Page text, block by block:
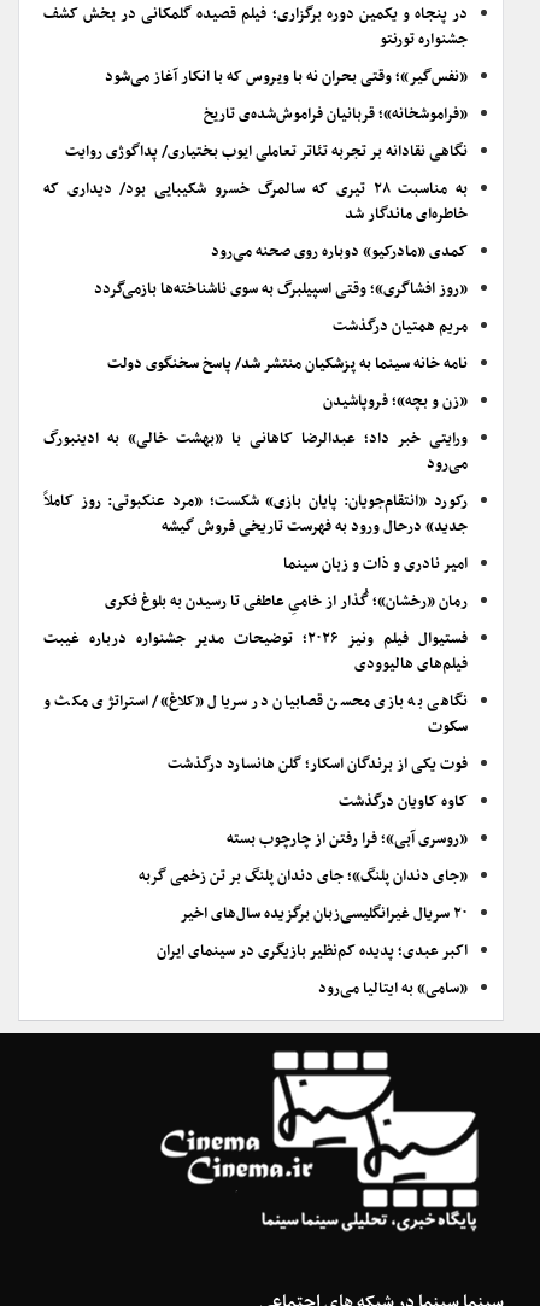
در پنجاه و یکمین دوره برگزاری؛ فیلم قصیده گلمکانی در بخش کشف
جشنواره تورنتو
«نفس‌گیر»؛ وقتی بحران نه با ویروس که با انکار آغاز می‌شود
«فراموشخانه»؛ قربانیان فراموش‌شده‌ی تاریخ
نگاهی نقادانه بر تجربه تئاتر تعاملی ایوب بختیاری/ پداگوژی روایت
به مناسبت ۲۸ تیری که سالمرگ خسرو شکیبایی بود/ دیداری که
خاطره‌ای ماندگار شد
کمدی «مادرکیو» دوباره روی صحنه می‌رود
«روز افشاگری»؛ وقتی اسپیلبرگ به سوی ناشناخته‌ها بازمی‌گردد
مریم همتیان درگذشت
نامه خانه سینما به پزشکیان منتشر شد/ پاسخ سخنگوی دولت
«زن و بچه»؛ فروپاشیدن
ورایتی خبر داد؛ عبدالرضا کاهانی با «بهشت خالی» به ادینبورگ
می‌رود
رکورد «انتقام‌جویان: پایان بازی» شکست؛ «مرد عنکبوتی: روز کاملاً
جدید» درحال ورود به فهرست تاریخی فروش گیشه
امیر نادری و ذات و زبان سینما
رمان «رخشان»؛ گُذار از خامیِ عاطفی تا رسیدن به بلوغ فکری
فستیوال فیلم ونیز ۲۰۲۶؛ توضیحات مدیر جشنواره درباره غیبت
فیلم‌های هالیوودی
نگاهی به بازی محسن قصابیان در سریال «کلاغ»/ استراتژی مکث و
سکوت
فوت یکی از برندگان اسکار؛ گلن هانسارد درگذشت
کاوه کاویان درگذشت
«روسری آبی»؛ فرا رفتن از چارچوب بسته
«جای دندان پلنگ»؛ جای دندان پلنگ بر تن زخمی گربه
۲۰ سریال غیرانگلیسی‌زبان برگزیده سال‌های اخیر
اکبر عبدی؛ پدیده کم‌نظیر بازیگری در سینمای ایران
«سامی» به ایتالیا می‌رود